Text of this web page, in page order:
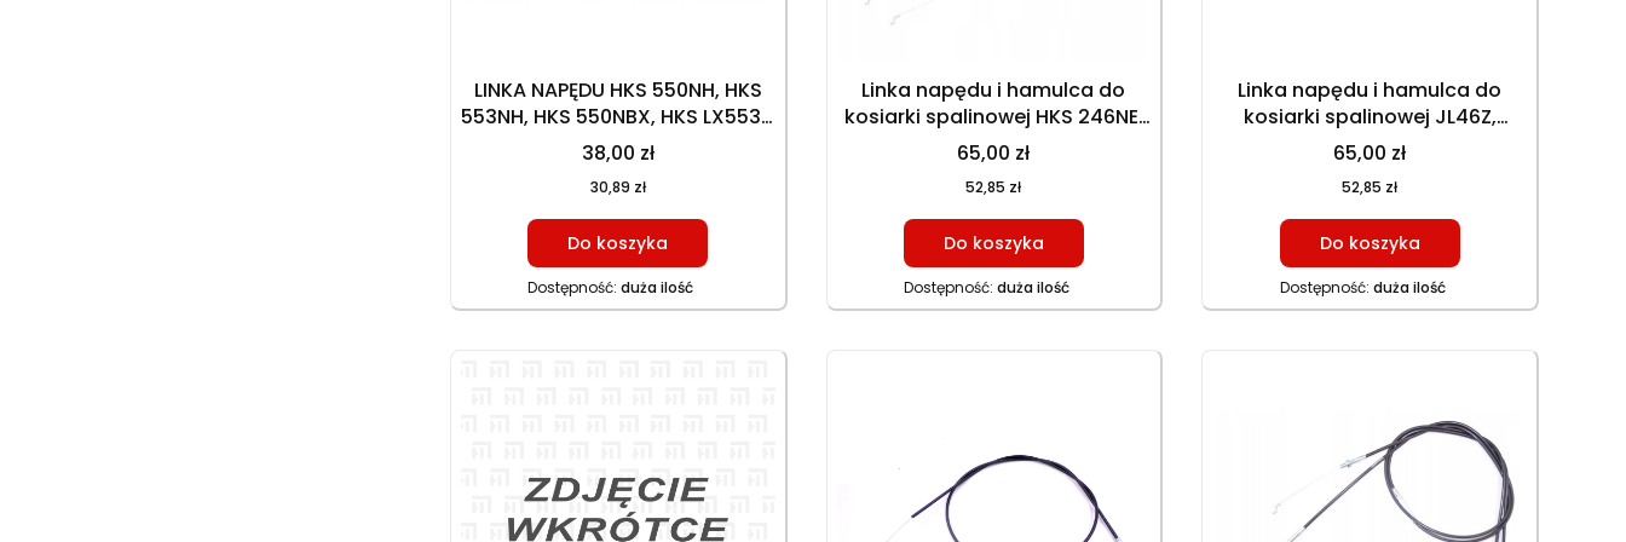
LINKA NAPĘDU HKS 550NH, HKS
553NH, HKS 550NBX, HKS LX553N
L196, HKS LX553NE L196
38,00 zł
30,89 zł
Do koszyka
Dostępność:duża ilość
Linka napędu i hamulca do
kosiarki spalinowej HKS 246NE,
GT 146NEKS, HKS EC346NE, 145-
157,5 cm
65,00 zł
52,85 zł
Do koszyka
Dostępność: duża ilość
Linka napędu i hamulca do
kosiarki spalinowej JL46Z,
JL50Z, JL50Z‑A3, HKS 450NB, LV
50ZBSA, 155,5 cm napęd, 132 cm
hamulec
65,00 zł
52,85 zł
Do koszyka
Dostępność: duża ilość